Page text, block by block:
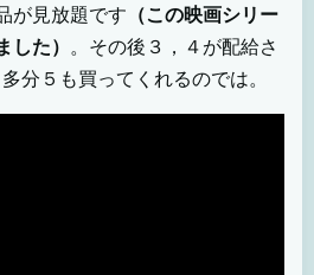
が見放題です （この映画シリー
た） 。その後３，４が配給さ
分５も買ってくれるのでは。